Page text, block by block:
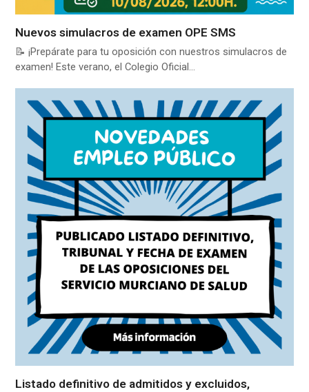
Nuevos simulacros de examen OPE SMS
📝 ¡Prepárate para tu oposición con nuestros simulacros de
examen! Este verano, el Colegio Oficial…
Listado definitivo de admitidos y excluidos,